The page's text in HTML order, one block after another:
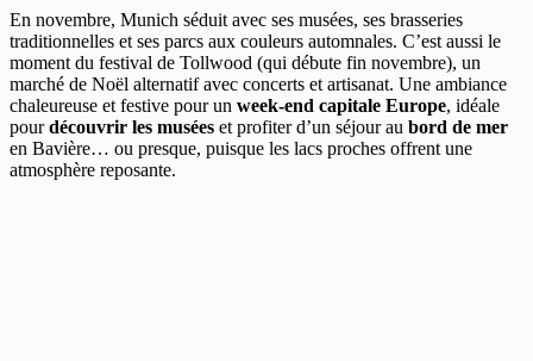
En novembre, Munich séduit avec ses musées, ses brasseries
traditionnelles et ses parcs aux couleurs automnales. C’est aussi le
moment du festival de Tollwood (qui débute fin novembre), un
marché de Noël alternatif avec concerts et artisanat. Une ambiance
chaleureuse et festive pour un week-end capitale Europe, idéale
pourdécouvrir les musées et profiter d’un séjour au bord de mer
en Bavière… ou presque, puisque les lacs proches offrent une
atmosphère reposante.